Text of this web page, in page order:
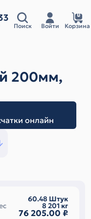
Поиск Войти Корзина
200мм,
онлайн
60.48 Штук
8 201кг
76 205.00 ₽